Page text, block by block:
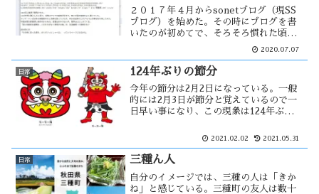
２０１７年４月からsonetブログ（現SS
ブログ）を始めた。その時にブログを書
いたのが初めてで、そろそろ慣れた頃と
思いwordpressを始める事にした。 と
は言っても、無料ブログはどこも簡単に
始める事が出来、設定は全てブログサイ
トで決めら...
2020.07.07
日常 124年ぶりの節分
今年の節分は2月2日になっている。一般
的には2月3日が節分と覚えているので一
日早い事になり、この現象は124年ぶりに
くあると思うが、豆まき・イワシ・恵方
の様な事は一切行わないが・・・
2021.02.02 2021.05.31
日常 三種ん人
自分のイメージでは、三種の人は「きか
ね」と感じている。三種町の友人は数十